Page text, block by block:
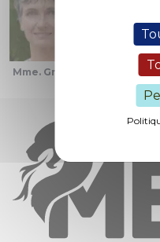
Mme. Grolet M. le